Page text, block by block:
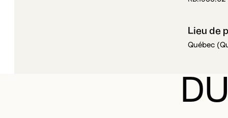
Lieu de
Québec